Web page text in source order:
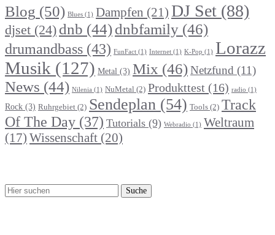
Blog (50) Blues (1) Dampfen (21) DJ Set (88)
djset (24) dnb (44)dnbfamily (46)
drumandbass (43) FunFact (1) Internet (1) K-Pop (1) Lorazz
Musik (127) Metal (3) Mix (46)Netzfund (11)
News (44) Nilenia (1) NuMetal (2) Produkttest (16) radio (1)
Rock (3) Ruhrgebiet (2) Sendeplan (54) Tools (2) Track
Of The Day (37) Tutorials (9) Webradio (1) Weltraum
(17) Wissenschaft (20)